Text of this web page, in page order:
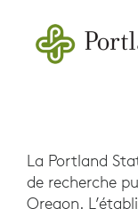
La Portland
de recherche
Oregon.